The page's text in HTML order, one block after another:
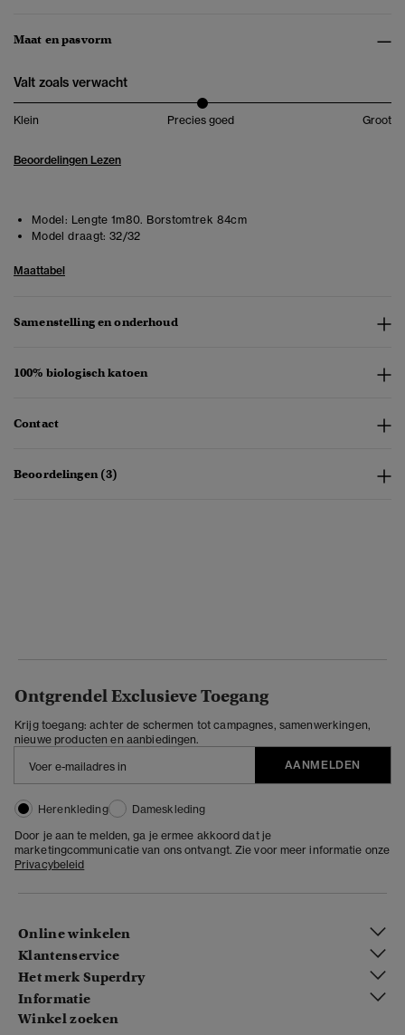
Maat en pasvorm
Valt zoals verwacht
Klein Precies goed Groot
Beoordelingen Lezen
Model: Lengte 1m80. Borstomtrek 84cm
Model draagt: 32/32
Maattabel
Samenstelling en onderhoud
100% biologisch katoen
Contact
Beoordelingen (3)
Ontgrendel Exclusieve Toegang
Krijg toegang: achter de schermen tot campagnes, samenwerkingen,
nieuwe producten en aanbiedingen.
AANMELDEN
Herenkleding
Dameskleding
Door je aan te melden, ga je ermee akkoord dat je
marketingcommunicatie van ons ontvangt. Zie voor meer informatie onze
Privacybeleid
Online winkelen
Klantenservice
Het merk Superdry
Informatie
Winkel zoeken